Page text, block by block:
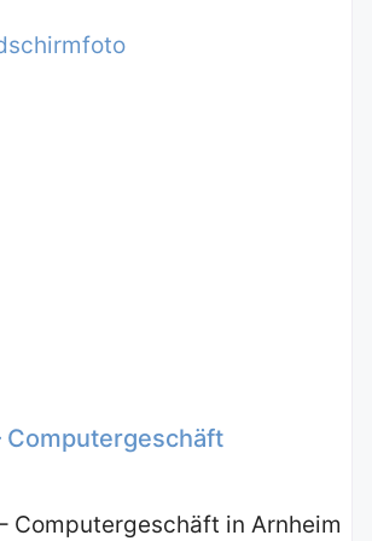
Computergeschäft
Computergeschäft in Arnheim